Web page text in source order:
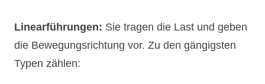
Linearführungen: Sie tragen die Last und geben
die Bewegungsrichtung vor. Zu den gängigsten
Typen zählen: